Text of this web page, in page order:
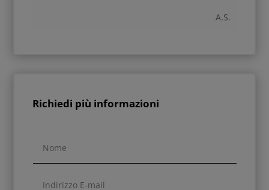
A.S.
Richiedi più informazioni